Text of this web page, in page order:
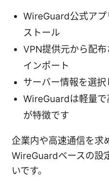
WireGuard公式ア
ストール
VPN提供元から配
インポート
サーバー情報を選択
WireGuardは軽量
が特徴です
企業内や高速通信を求
WireGuardベースの設
いです。